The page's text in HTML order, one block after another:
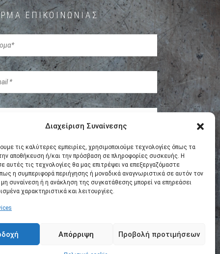
Διαχείριση Συναίνεσης
τις καλύτερες εμπειρίες, χρησιμοποιούμε τεχνολογίες όπως τα
αποθήκευση ή/και την πρόσβαση σε πληροφορίες συσκευής. Η
αυτές τις τεχνολογίες θα μας επιτρέψει να επεξεργαζόμαστε
η συμπεριφορά περιήγησης ή μοναδικά αναγνωριστικά σε αυτόν τον
συναίνεση ή η ανάκληση της συγκατάθεσης μπορεί να επηρεάσει
χαρακτηριστικά και λειτουργίες.
Απόρριψη Προβολή προτιμήσεων
ΕΠΙΚΟΙΝΩΝΊΑΣ